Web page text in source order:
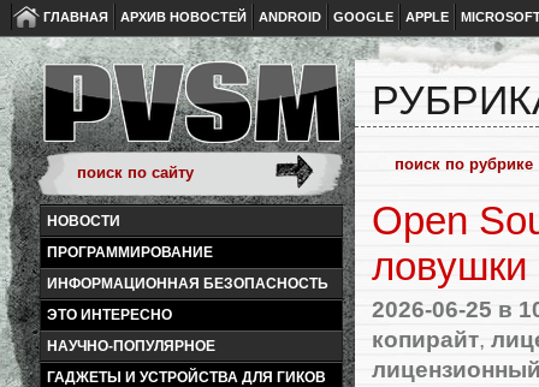
ГЛАВНАЯ АРХИВ НОВОСТЕЙ ANDROID GOOGLE APPLE
НОВОСТИ
ПРОГРАММИРОВАНИЕ
ИНФОРМАЦИОННАЯ БЕЗОПАСНОСТЬ
ЭТО ИНТЕРЕСНО
НАУЧНО-ПОПУЛЯРНОЕ
ГАДЖЕТЫ И УСТРОЙСТВА ДЛЯ ГИКОВ
Open
2026-06-25 в
копирайт,